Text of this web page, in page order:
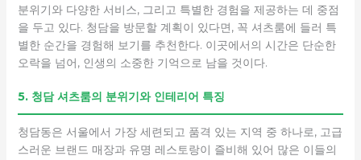
분위기와 다양한 서비스, 그리고 특별한 경험을 제공하는 데 중점
을 두고 있다. 청담을 방문할 계획이 있다면, 꼭 셔츠룸에 들러 특
별한 순간을 경험해 보기를 추천한다. 이곳에서의 시간은 단순한
오락을 넘어, 인생의 소중한 기억으로 남을 것이다.
5. 청담 셔츠룸의 분위기와 인테리어 특징
청담동은 서울에서 가장 세련되고 품격 있는 지역 중 하나로, 고급
스러운 브랜드 매장과 유명 레스토랑이 즐비해 있어 많은 이들의